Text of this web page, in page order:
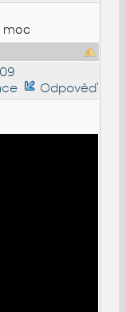
moc
Odpověď